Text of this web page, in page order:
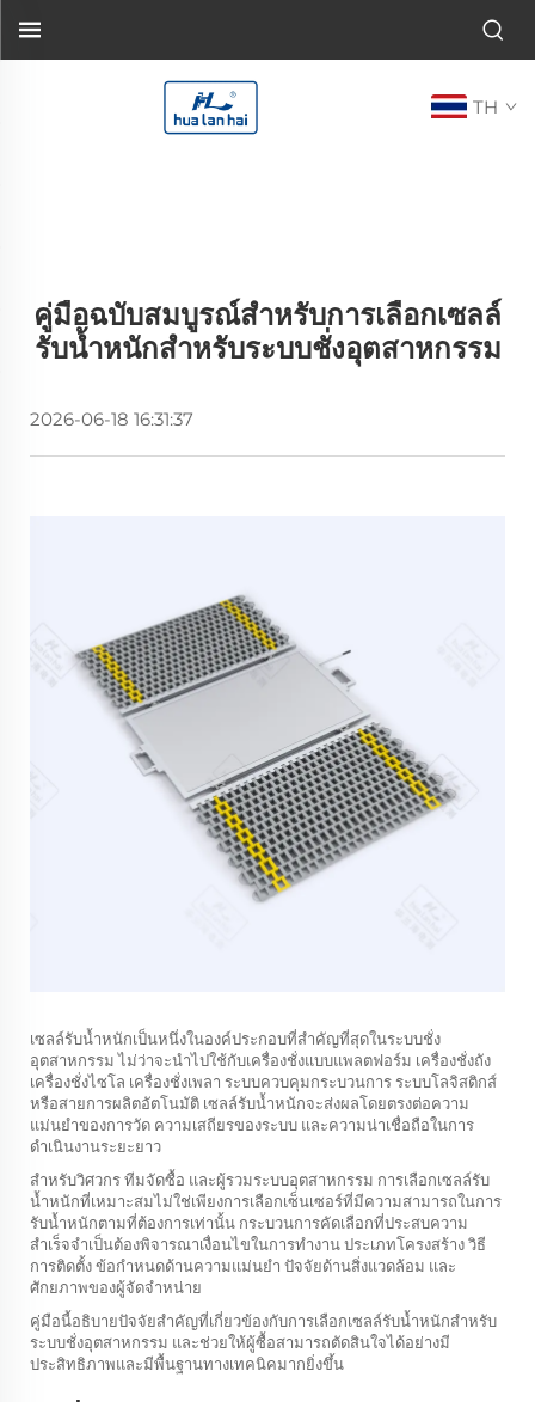
TH
คู่มือฉบับสมบูรณ์สำหรับการเลือกเซลล์
รับน้ำหนักสำหรับระบบชั่งอุตสาหกรรม
2026-06-18 16:31:37
เซลล์รับน้ำหนักเป็นหนึ่งในองค์ประกอบที่สำคัญที่สุดในระบบชั่ง
อุตสาหกรรม ไม่ว่าจะนำไปใช้กับเครื่องชั่งแบบแพลตฟอร์ม เครื่องชั่งถัง
เครื่องชั่งไซโล เครื่องชั่งเพลา ระบบควบคุมกระบวนการ ระบบโลจิสติกส์
หรือสายการผลิตอัตโนมัติ เซลล์รับน้ำหนักจะส่งผลโดยตรงต่อความ
แม่นยำของการวัด ความเสถียรของระบบ และความน่าเชื่อถือในการ
ดำเนินงานระยะยาว
สำหรับวิศวกร ทีมจัดซื้อ และผู้รวมระบบอุตสาหกรรม การเลือกเซลล์รับ
น้ำหนักที่เหมาะสมไม่ใช่เพียงการเลือกเซ็นเซอร์ที่มีความสามารถในการ
รับน้ำหนักตามที่ต้องการเท่านั้น กระบวนการคัดเลือกที่ประสบความ
สำเร็จจำเป็นต้องพิจารณาเงื่อนไขในการทำงาน ประเภทโครงสร้าง วิธี
การติดตั้ง ข้อกำหนดด้านความแม่นยำ ปัจจัยด้านสิ่งแวดล้อม และ
ศักยภาพของผู้จัดจำหน่าย
คู่มือนี้อธิบายปัจจัยสำคัญที่เกี่ยวข้องกับการเลือกเซลล์รับน้ำหนักสำหรับ
ระบบชั่งอุตสาหกรรม และช่วยให้ผู้ซื้อสามารถตัดสินใจได้อย่างมี
ประสิทธิภาพและมีพื้นฐานทางเทคนิคมากยิ่งขึ้น